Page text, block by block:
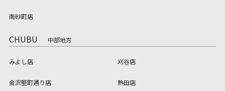
南砂町店
CHUBU 中部地方
みよし店 刈谷店
金沢堅町通り店 熱田店